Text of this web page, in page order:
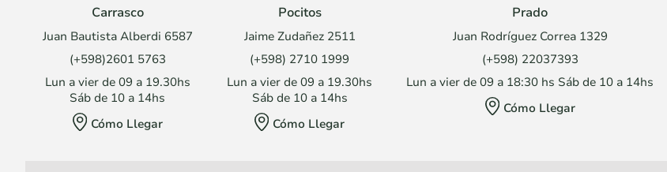
Carrasco
Juan Bautista Alberdi 6587
(+598)2601 5763
Lun a vier de 09 a 19.30hs
Sáb de 10 a 14hs
Cómo Llegar
Pocitos
Jaime Zudañez 2511
(+598) 2710 1999
Lun a vier de 09 a 19.30hs
Sáb de 10 a 14hs
Cómo Llegar
Prado
Juan Rodríguez Correa 1329
(+598) 22037393
Lun a vier de 09 a 18:30 hs Sáb de 10 a 14hs
Cómo Llegar